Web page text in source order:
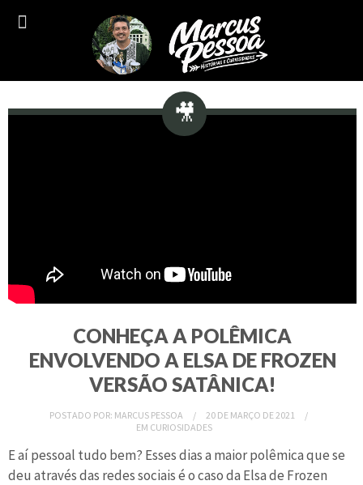
CONHEÇA A POLÊMICA
ENVOLVENDO A ELSA DE FROZEN
VERSÃO SATÂNICA!
POSTADO POR: MARCUS PESSOA
20 DE MARÇO DE 2021
EM CURIOSIDADES
E aí pessoal tudo bem? Esses dias a maior polêmica que se
deu através das redes sociais é o caso da Elsa de Frozen